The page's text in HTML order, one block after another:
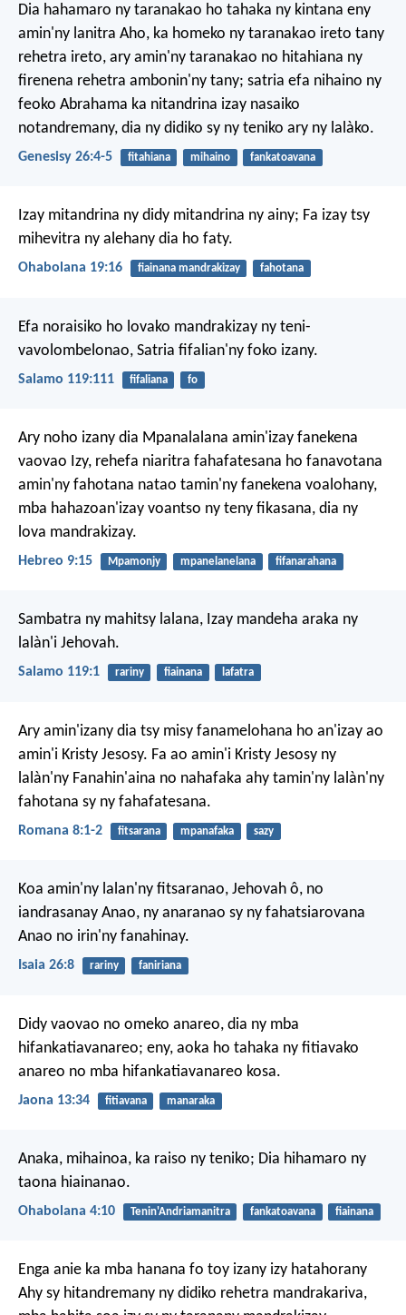
Dia hahamaro ny taranakao ho tahaka ny kintana eny
amin'ny lanitra Aho, ka homeko ny taranakao ireto tany
rehetra ireto, ary amin'ny taranakao no hitahiana ny
firenena rehetra ambonin'ny tany; satria efa nihaino ny
feoko Abrahama ka nitandrina izay nasaiko
notandremany, dia ny didiko sy ny teniko ary ny lalàko.
Genesisy 26:4-5 fitahiana mihaino fankatoavana
Izay mitandrina ny didy mitandrina ny ainy; Fa izay tsy
mihevitra ny alehany dia ho faty.
Ohabolana 19:16 fiainana mandrakizay fahotana
Efa noraisiko ho lovako mandrakizay ny teni-
vavolombelonao, Satria fifalian'ny foko izany.
Salamo 119:111 fifaliana fo
Ary noho izany dia Mpanalalana amin'izay fanekena
vaovao Izy, rehefa niaritra fahafatesana ho fanavotana
amin'ny fahotana natao tamin'ny fanekena voalohany,
mba hahazoan'izay voantso ny teny fikasana, dia ny
lova mandrakizay.
Hebreo 9:15 Mpamonjy mpanelanelana fifanarahana
Sambatra ny mahitsy lalana, Izay mandeha araka ny
lalàn'i Jehovah.
Salamo 119:1 rariny fiainana lafatra
Ary amin'izany dia tsy misy fanamelohana ho an'izay ao
amin'i Kristy Jesosy. Fa ao amin'i Kristy Jesosy ny
lalàn'ny Fanahin'aina no nahafaka ahy tamin'ny lalàn'ny
fahotana sy ny fahafatesana.
Romana 8:1-2 fitsarana mpanafaka sazy
Koa amin'ny lalan'ny fitsaranao, Jehovah ô, no
iandrasanay Anao, ny anaranao sy ny fahatsiarovana
Anao no irin'ny fanahinay.
Isaia 26:8 rariny faniriana
Didy vaovao no omeko anareo, dia ny mba
hifankatiavanareo; eny, aoka ho tahaka ny fitiavako
anareo no mba hifankatiavanareo kosa.
Jaona 13:34 fitiavana manaraka
Anaka, mihainoa, ka raiso ny teniko; Dia hihamaro ny
taona hiainanao.
Ohabolana 4:10 Tenin'Andriamanitra fankatoavana fiainana
Enga anie ka mba hanana fo toy izany izy hatahorany
Ahy sy hitandremany ny didiko rehetra mandrakariva,